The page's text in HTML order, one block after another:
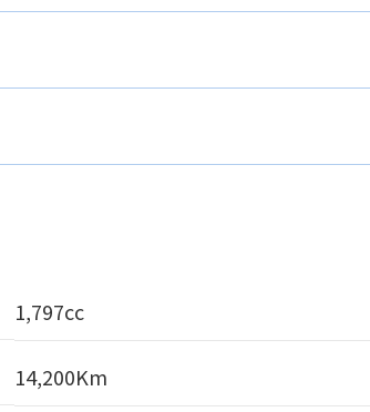
1,797cc
14,200Km